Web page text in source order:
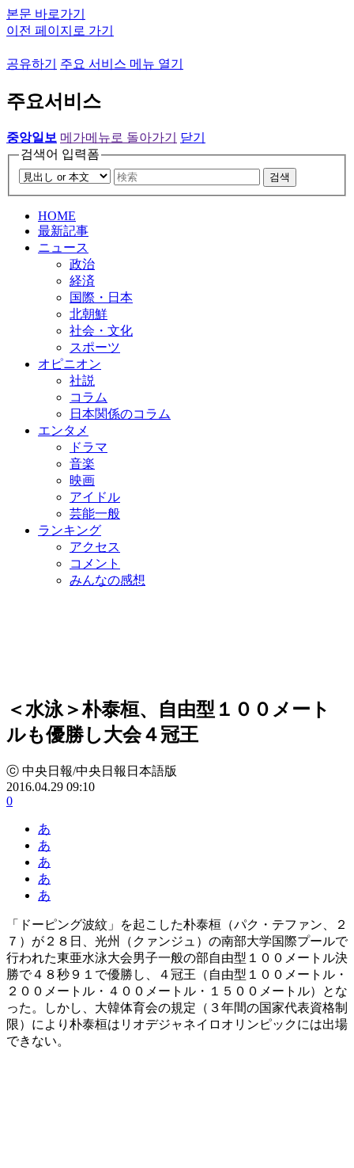
본문 바로가기
이전 페이지로 가기
공유하기 주요 서비스 메뉴 열기
주요서비스
중앙일보 메가메뉴로 돌아가기
닫기
검색어 입력폼
검색
HOME
最新記事
ニュース
政治
経済
国際・日本
北朝鮮
社会・文化
スポーツ
オピニオン
社説
コラム
日本関係のコラム
エンタメ
ドラマ
音楽
映画
アイドル
芸能一般
ランキング
アクセス
コメント
みんなの感想
＜水泳＞朴泰桓、自由型１００メート
ルも優勝し大会４冠王
ⓒ 中央日報/中央日報日本語版
2016.04.29 09:10
0
あ
あ
あ
あ
あ
「ドーピング波紋」を起こした朴泰桓（パク・テファン、２
７）が２８日、光州（クァンジュ）の南部大学国際プールで
行われた東亜水泳大会男子一般の部自由型１００メートル決
勝で４８秒９１で優勝し、４冠王（自由型１００メートル・
２００メートル・４００メートル・１５００メートル）とな
った。しかし、大韓体育会の規定（３年間の国家代表資格制
限）により朴泰桓はリオデジャネイロオリンピックには出場
できない。